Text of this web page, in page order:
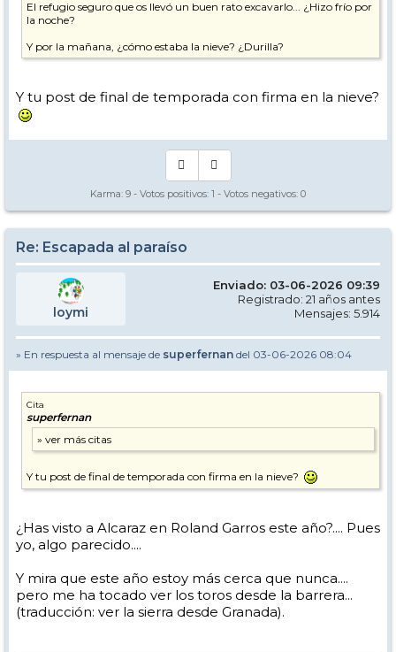
El refugio seguro que os llevó un buen rato excavarlo... ¿Hizo frío por
la noche?
Y por la mañana, ¿cómo estaba la nieve? ¿Durilla?
Y tu post de final de temporada con firma en la nieve?
Karma: 9 - Votos positivos: 1 - Votos negativos: 0
Re: Escapada al paraíso
loymi
Enviado: 03-06-2026 09:39
Registrado: 21 años antes
Mensajes: 5.914
» En respuesta al mensaje de superfernan del 03-06-2026 08:04
Cita
superfernan
Y tu post de final de temporada con firma en la nieve?
¿Has visto a Alcaraz en Roland Garros este año?.... Pues
yo, algo parecido....
Y mira que este año estoy más cerca que nunca....
pero me ha tocado ver los toros desde la barrera...
(traducción: ver la sierra desde Granada).